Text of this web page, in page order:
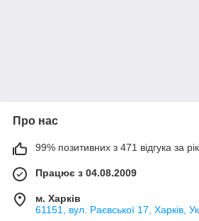
Про нас
99% позитивних з 471 відгука за рік
Працює з 04.08.2009
м. Харків
61151, вул. Раєвської 17, Харків,